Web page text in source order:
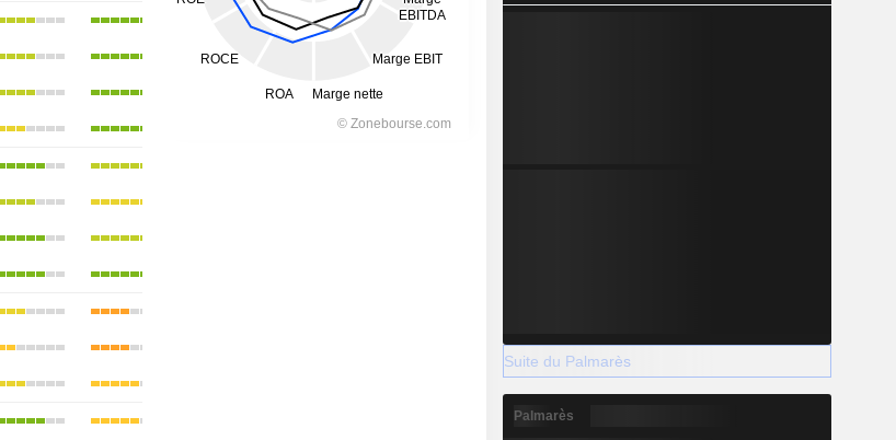
Suite du Palmarès
Palmarès